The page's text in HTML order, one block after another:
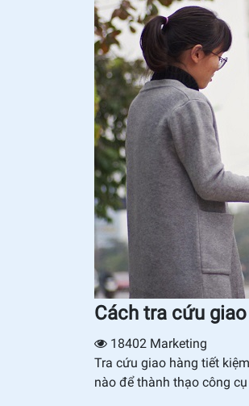
Cách tra cứu
18402 Marketing
Tra cứu giao hàng tiết
nào để thành thạo công